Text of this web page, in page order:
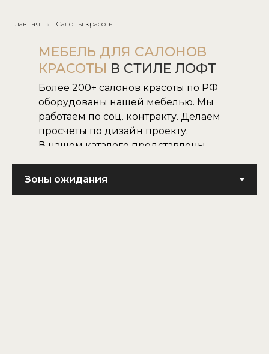
Главная → Салоны красоты
МЕБЕЛЬ ДЛЯ САЛОНОВ
КРАСОТЫ В СТИЛЕ ЛОФТ
Более 200+ салонов красоты по РФ
оборудованы нашей мебелью. Мы
работаем по соц. контракту. Делаем
просчеты по дизайн проекту.
В нашем каталоге представлены